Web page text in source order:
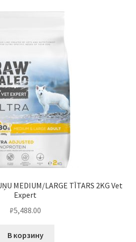
MEDIUM/LARGE TĪTARS 2KG Vet
Expert
₽5,488.00
В корзину